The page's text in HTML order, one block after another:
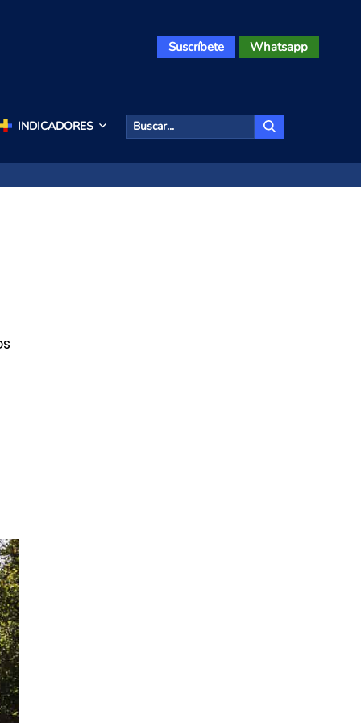
Suscríbete Whatsapp
INDICADORES